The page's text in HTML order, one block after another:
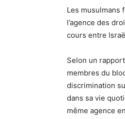
Les musulmans
l’agence des
cours entre
Selon un
membres du
discrimination
dans sa vie
même agence